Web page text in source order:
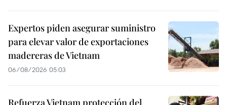
Expertos piden asegurar suministro
para elevar valor de exportaciones
madereras de Vietnam
06/08/2026 05:03